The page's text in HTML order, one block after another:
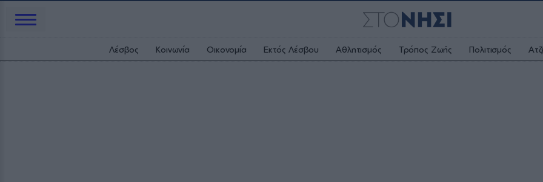
Λέσβος Κοινωνία Οικονομία Εκτός Λέσβου Αθλητισμός Τρόπος Ζωής Πολιτισμός